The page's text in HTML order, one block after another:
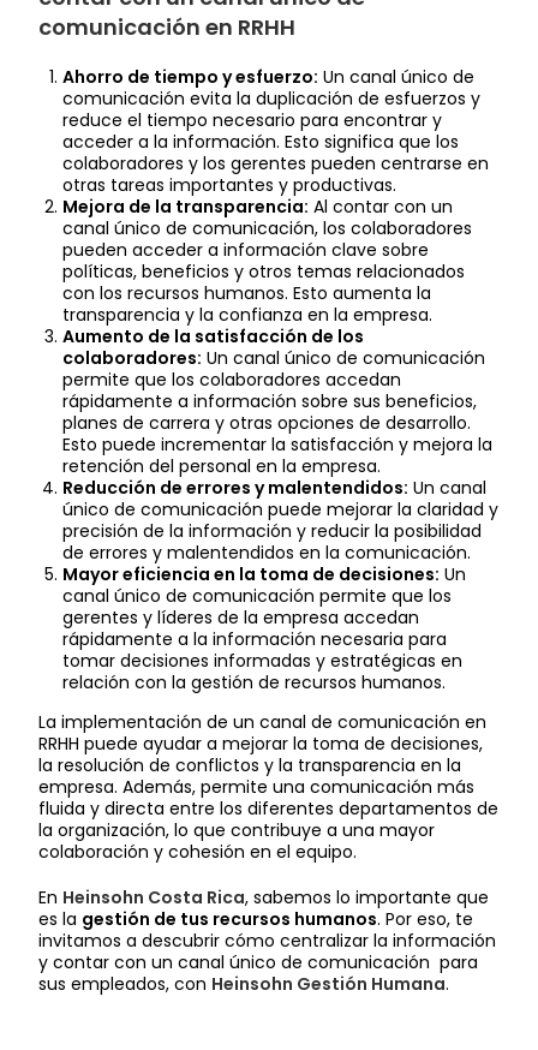
comunicación en RRHH
Ahorro de tiempo y esfuerzo: Un canal único de
comunicación evita la duplicación de esfuerzos y
reduce el tiempo necesario para encontrar y
acceder a la información. Esto significa que los
colaboradores y los gerentes pueden centrarse en
otras tareas importantes y productivas.
Mejora de la transparencia: Al contar con un
canal único de comunicación, los colaboradores
pueden acceder a información clave sobre
políticas, beneficios y otros temas relacionados
con los recursos humanos. Esto aumenta la
transparencia y la confianza en la empresa.
Aumento de la satisfacción de los
colaboradores: Un canal único de comunicación
permite que los colaboradores accedan
rápidamente a información sobre sus beneficios,
planes de carrera y otras opciones de desarrollo.
Esto puede incrementar la satisfacción y mejora la
retención del personal en la empresa.
Reducción de errores y malentendidos: Un canal
único de comunicación puede mejorar la claridad y
precisión de la información y reducir la posibilidad
de errores y malentendidos en la comunicación.
Mayor eficiencia en la toma de decisiones: Un
canal único de comunicación permite que los
gerentes y líderes de la empresa accedan
rápidamente a la información necesaria para
tomar decisiones informadas y estratégicas en
relación con la gestión de recursos humanos.
La implementación de un canal de comunicación en
RRHH puede ayudar a mejorar la toma de decisiones,
la resolución de conflictos y la transparencia en la
empresa. Además, permite una comunicación más
fluida y directa entre los diferentes departamentos de
la organización, lo que contribuye a una mayor
colaboración y cohesión en el equipo.
En Heinsohn Costa Rica, sabemos lo importante que
es la gestión de tus recursos humanos. Por eso, te
invitamos a descubrir cómo centralizar la información
y contar con un canal único de comunicación para
sus empleados, con Heinsohn Gestión Humana.